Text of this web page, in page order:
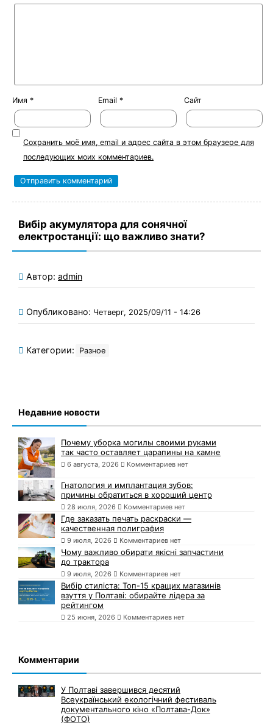
Имя * Email * Сайт
Сохранить моё имя, email и адрес сайта в этом браузере для
последующих моих комментариев.
Вибір акумулятора для сонячної
електростанції: що важливо знати?
Автор: admin
Опубликовано: Четверг, 2025/09/11 - 14:26
Категории: Разное
Недавние новости
Почему уборка могилы своими руками
так часто оставляет царапины на камне
6 августа, 2026 Комментариев нет
Гнатология и имплантация зубов:
причины обратиться в хороший центр
28 июля, 2026 Комментариев нет
Где заказать печать раскраски —
качественная полиграфия
9 июля, 2026 Комментариев нет
Чому важливо обирати якісні запчастини
до трактора
9 июля, 2026 Комментариев нет
Вибір стиліста: Топ-15 кращих магазинів
взуття у Полтаві: обирайте лідера за
рейтингом
25 июня, 2026 Комментариев нет
Комментарии
У Полтаві завершився десятий
Всеукраїнський екологічний фестиваль
документального кіно «Полтава-Док»
(ФОТО)